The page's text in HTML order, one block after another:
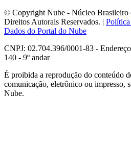
© Copyright Nube - Núcleo Brasileiro
Direitos Autorais Reservados. |
Dados do Portal do Nube
CNPJ: 02.704.396/0001-83 -
140 - 9º andar
É proibida a reprodução do conteúdo
comunicação, eletrônico ou impresso,
Nube.